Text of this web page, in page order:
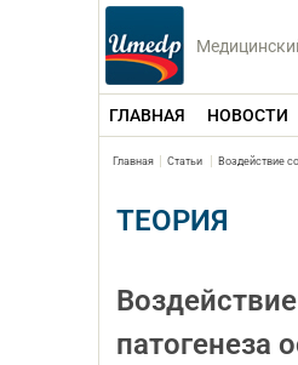
ГЛАВНАЯ НОВОСТИ
Главная Статьи Воздействие
ТЕОРИЯ
патогенеза